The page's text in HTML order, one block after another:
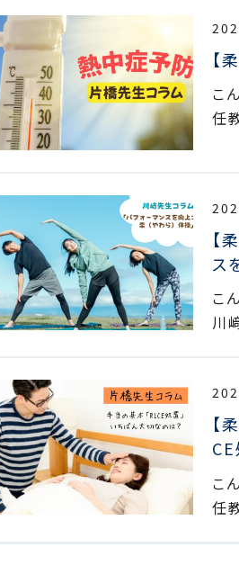
【
こ
任
【
ス
こ
川
【
こ
任